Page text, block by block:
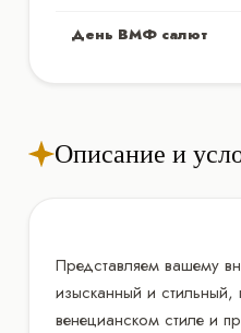
День ВМФ салют
Описание и
Представляем вашему
изысканный и стильный,
венецианском стиле и